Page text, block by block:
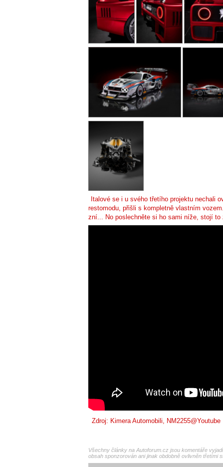
Italové se i u svého třetího projektu nechali
restomodu, přišli s kompletně vlastním
zní... No poslechněte si ho sami níže, stojí
Zdroj: Kimera Automobili, NM2255@Youtube
Všechny články na Autoforum.cz jsou komentáře
obsah sponzorován ani jinak obdobně ovlivněn třetími